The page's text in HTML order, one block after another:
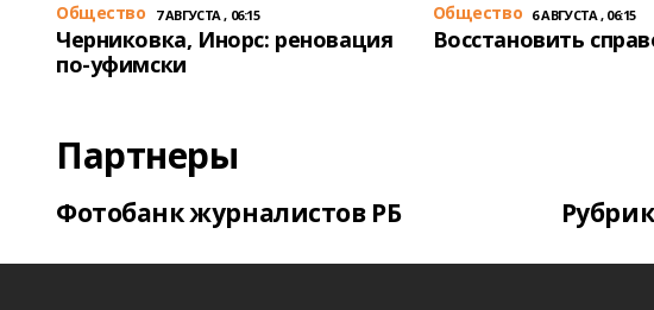
Общество 7 АВГУСТА , 06:15
Черниковка, Инорс: реновация
по-уфимски
Общество 6 АВГУСТА , 06:15
Восстановить
Партнеры
Фотобанк журналистов РБ